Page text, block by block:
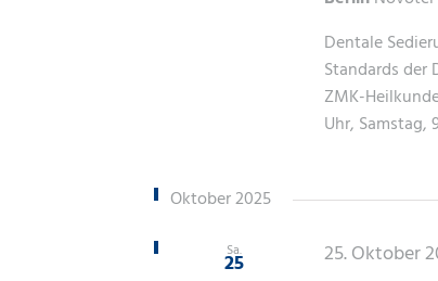
Dentale
Standards der
ZMK-
Uhr, Samstag,
Oktober 2025
Sa.
25 25. Oktober